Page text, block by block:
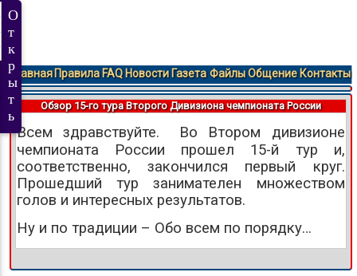
Главная Правила FAQ Новости Газета Файлы Общение Контакты
Обзор 15-го тура Второго Дивизиона чемпионата России
Всем здравствуйте.
Во Втором дивизионе
чемпионата России прошел 15-й тур и,
соответственно, закончился первый круг.
Прошедший тур занимателен множеством
голов и интересных результатов.
Ну и по традиции – Обо всем по порядку…